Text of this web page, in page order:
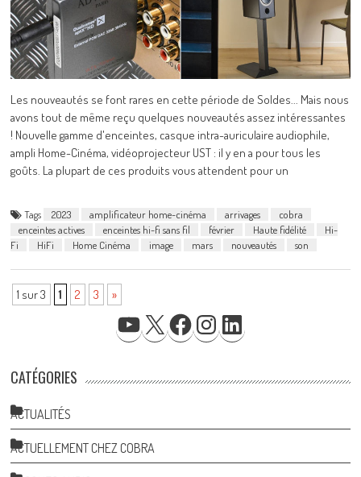
Les nouveautés se font rares en cette période de Soldes... Mais nous
avons tout de même reçu quelques nouveautés assez intéressantes
! Nouvelle gamme d'enceintes, casque intra-auriculaire audiophile,
ampli Home-Cinéma, vidéoprojecteur UST : il y en a pour tous les
goûts. La plupart de ces produits vous attendent pour un
Tags 2023 amplificateur home-cinéma arrivages
cobra
enceintes actives
enceintes hi-fi sans fil février Haute fidélité
Hi-
Fi
HiFi Home Cinéma image mars nouveautés son
1 sur 3 1 2 3 »
YOUTUBE FACEBOOKINSTAGRAM
CATÉGORIES
ACTUALITÉS
ACTUELLEMENT CHEZ COBRA